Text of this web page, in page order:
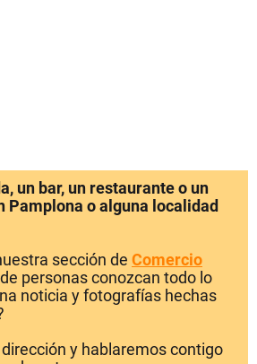
un bar, un restaurante o un
Pamplona o alguna localidad
sección de Comercio
personas conozcan todo lo
noticia y fotografías hechas
y hablaremos contigo